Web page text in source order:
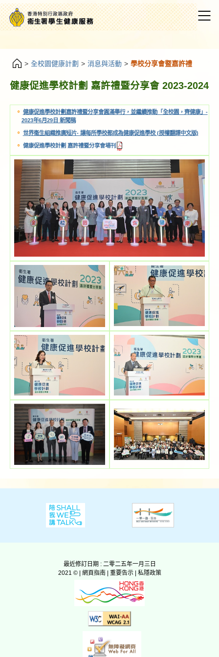
> 全校園健康計劃 > 消息與活動 > 學校分享會暨嘉許禮
健康促進學校計劃 嘉許禮暨分享
健康促進學校計劃嘉許禮暨分享會圓滿舉行，並繼續推
2023年6月29日 新聞稿
世界衞生組織推廣短片- 讓每所學校都成為健康促進學
健康促進學校計劃 嘉許禮暨分享會場刊
最近修訂日期 : 二零二五年一月三日
2021 © | 網頁指南 重要告示| 私隱政策